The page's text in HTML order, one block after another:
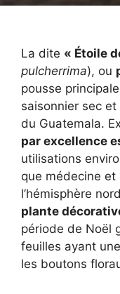
La dite « Étoile
pulcherrima), ou
pousse
saisonnier sec
du Guatemala.
par excellence
utilisations
que médecine
l’hémisphère
plante
période de Noël
feuilles ayant
les boutons